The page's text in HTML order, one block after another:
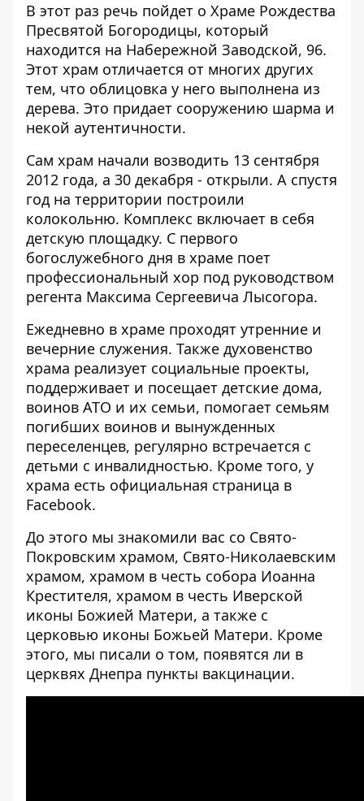
В этот раз речь пойдет о Храме Рождества
Пресвятой Богородицы, который
находится на Набережной Заводской, 96.
Этот храм отличается от многих других
тем, что облицовка у него выполнена из
дерева. Это придает сооружению шарма и
некой аутентичности.
Сам храм начали возводить 13 сентября
2012 года, а 30 декабря - открыли. А спустя
год на территории построили
колокольню. Комплекс включает в себя
детскую площадку. С первого
богослужебного дня в храме поет
профессиональный хор под руководством
регента Максима Сергеевича Лысогора.
Ежедневно в храме проходят утренние и
вечерние служения. Также духовенство
храма реализует социальные проекты,
поддерживает и посещает детские дома,
воинов АТО и их семьи, помогает семьям
погибших воинов и вынужденных
переселенцев, регулярно встречается с
детьми с инвалидностью. Кроме того, у
храма есть официальная страница в
Facebook.
До этого мы знакомили вас со Свято-
Покровским храмом, Свято-Николаевским
храмом, храмом в честь собора Иоанна
Крестителя, храмом в честь Иверской
иконы Божией Матери, а также с
церковью иконы Божьей Матери. Кроме
этого, мы писали о том, появятся ли в
церквях Днепра пункты вакцинации.